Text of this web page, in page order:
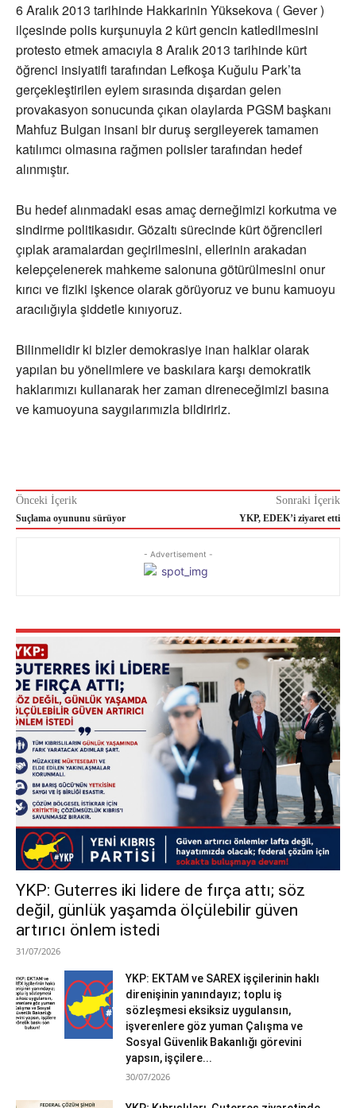
6 Aralık 2013 tarihinde Hakkarinin Yüksekova ( Gever )
ilçesinde polis kurşunuyla 2 kürt gencin katledilmesini
protesto etmek amacıyla 8 Aralık 2013 tarihinde kürt
öğrenci insiyatifi tarafından Lefkoşa Kuğulu Park’ta
gerçekleştirilen eylem sırasında dışardan gelen
provakasyon sonucunda çıkan olaylarda PGSM başkanı
Mahfuz Bulgan insani bir duruş sergileyerek tamamen
katılımcı olmasına rağmen polisler tarafından hedef
alınmıştır.
Bu hedef alınmadaki esas amaç derneğimizi korkutma ve
sindirme politikasıdır. Gözaltı sürecinde kürt öğrencileri
çıplak aramalardan geçirilmesini, ellerinin arakadan
kelepçelenerek mahkeme salonuna götürülmesini onur
kırıcı ve fiziki işkence olarak görüyoruz ve bunu kamuoyu
aracılığıyla şiddetle kınıyoruz.
Bilinmelidir ki bizler demokrasiye inan halklar olarak
yapılan bu yönelimlere ve baskılara karşı demokratik
haklarımızı kullanarak her zaman direneceğimizi basına
ve kamuoyuna saygılarımızla bildiririz.
Önceki İçerik
Suçlama oyununu sürüyor
Sonraki İçerik
YKP, EDEK’i ziyaret etti
- Advertisement -
YKP: Guterres iki lidere de fırça attı; söz
değil, günlük yaşamda ölçülebilir güven
artırıcı önlem istedi
31/07/2026
YKP: EKTAM ve SAREX işçilerinin haklı
direnişinin yanındayız; toplu iş
sözleşmesi eksiksiz uygulansın,
işverenlere göz yuman Çalışma ve
Sosyal Güvenlik Bakanlığı görevini
yapsın, işçilere...
30/07/2026